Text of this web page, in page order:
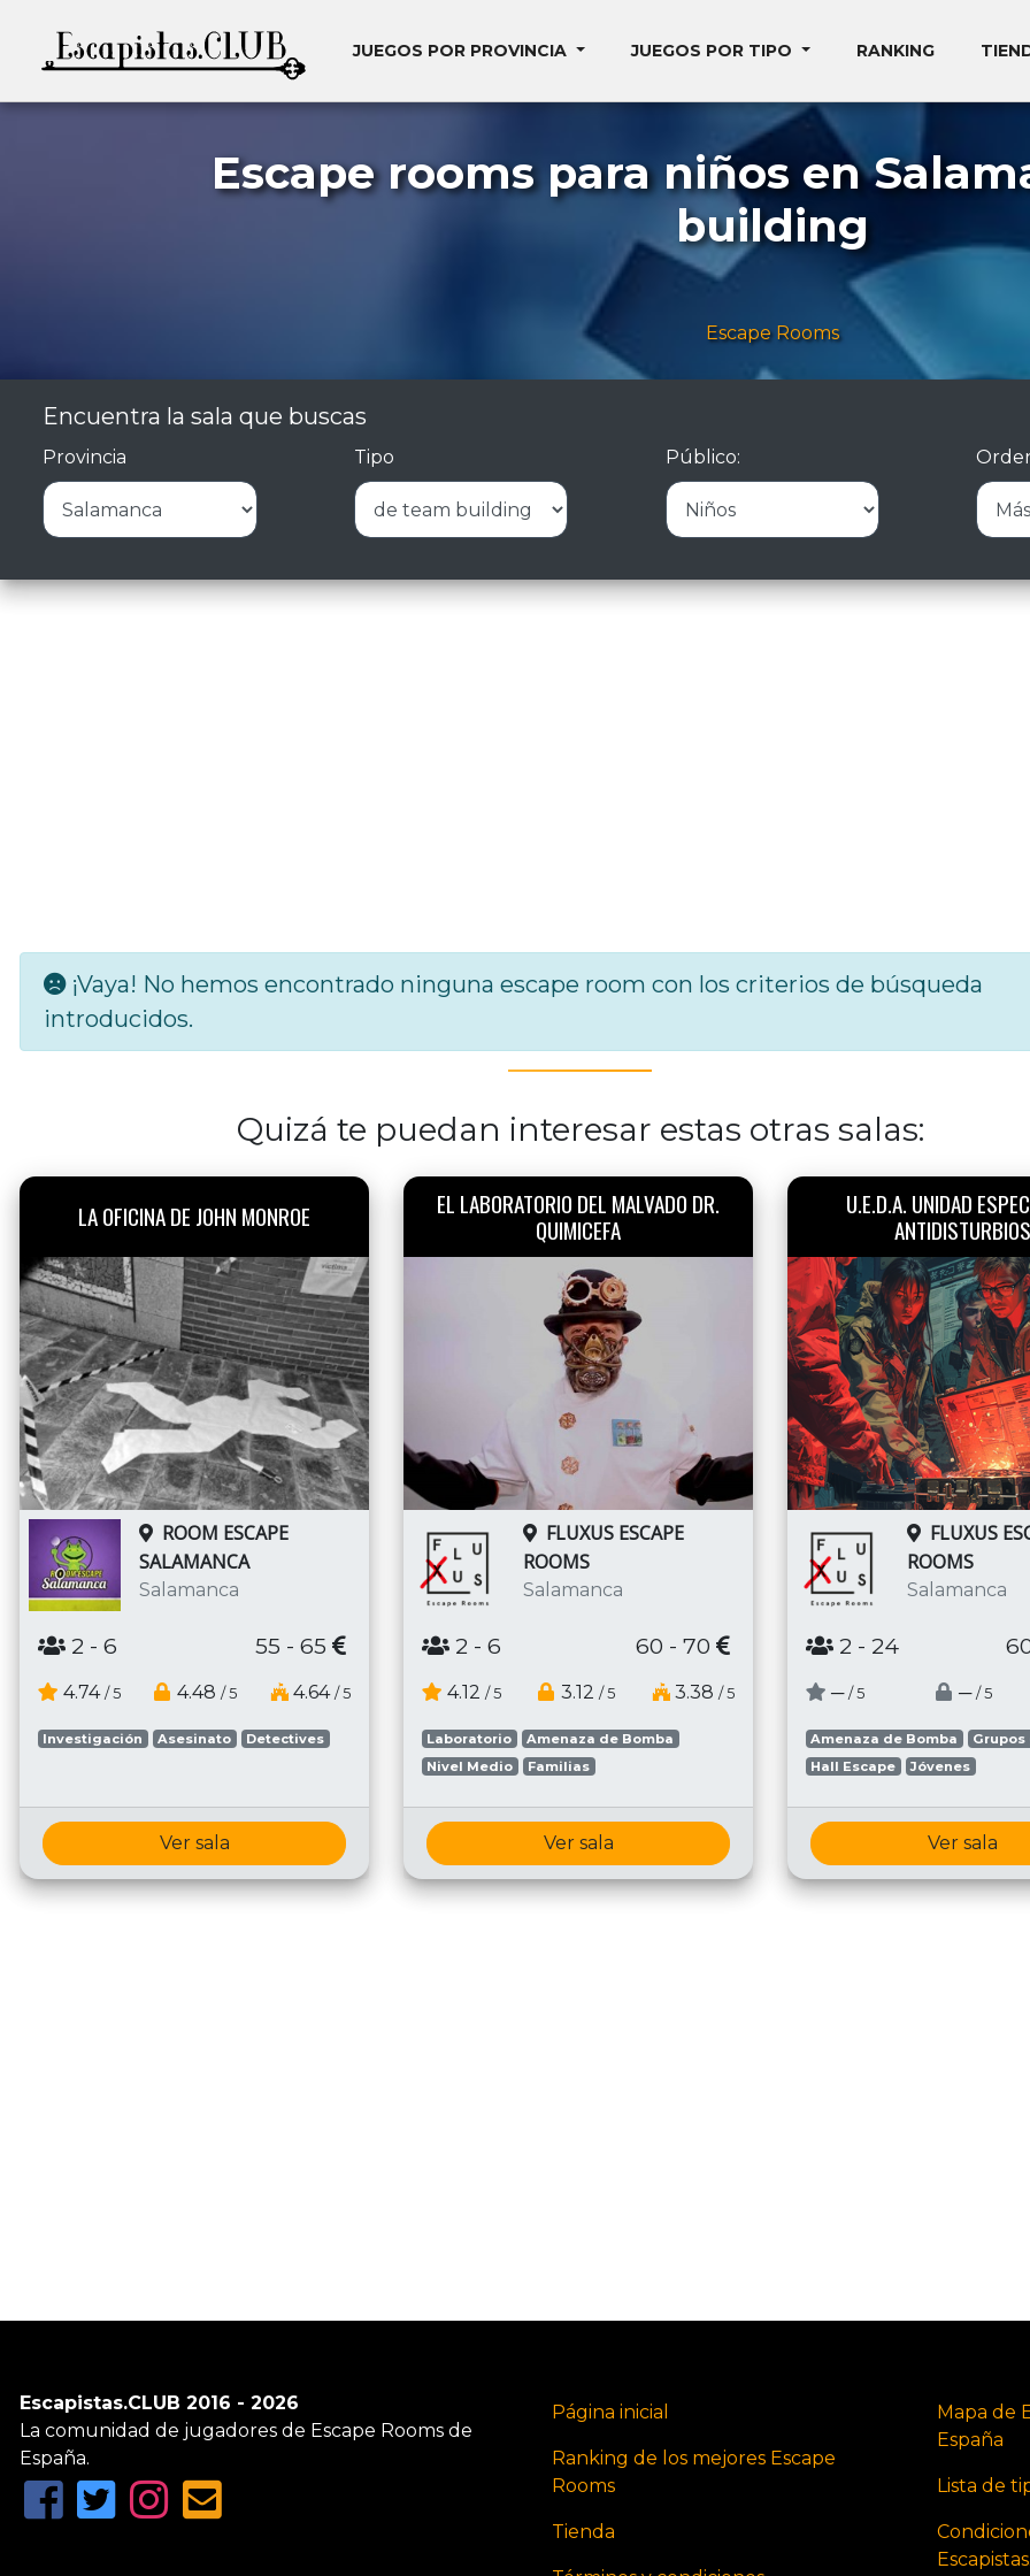
JUEGOS POR PROVINCIA JUEGOS POR TIPO RANKING
Escape rooms para niños en
building
Escape Rooms
Encuentra la sala que buscas
Provincia Tipo Público:
¡Vaya! No hemos encontrado ninguna escape room con los criterios de búsqueda
introducidos.
Quizá te puedan interesar estas otras salas:
LA OFICINA DE JOHN MONROE
ROOM ESCAPE
SALAMANCA
Salamanca
2 - 6 55 - 65
4.74 / 5 4.48 / 5 4.64 / 5
Investigación Asesinato Detectives
Ver sala
EL LABORATORIO DEL MALVADO DR.
QUIMICEFA
FLUXUS ESCAPE
ROOMS
Salamanca
2 - 6 60 - 70
4.12 / 5 3.12 / 5 3.38 / 5
Laboratorio
Amenaza de Bomba
Nivel Medio
Familias
Ver sala
U.E.D.A. UNIDAD
ANTIDISTURBIOS
FLUXUS
ROOMS
Salamanca
2 - 24
─ / 5 ─ / 5
Amenaza de Bomba
Hall Escape
Jóvenes
Ver sala
Escapistas.CLUB 2016 - 2026
La comunidad de jugadores de Escape Rooms de
España.
Página inicial
Ranking de los mejores Escape
Rooms
Tienda
Mapa de
España
Lista de